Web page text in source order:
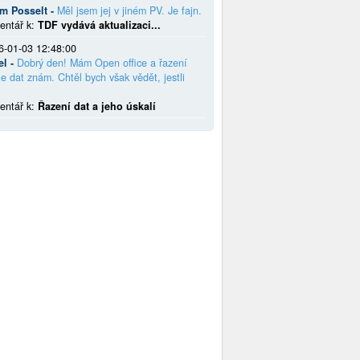
Posselt - Měl jsem jej v jiném PV. Je fajn.
k: TDF vydává aktualizaci...
01-03 12:48:00
- Dobrý den! Mám Open office a řazení
dat znám. Chtěl bych však vědět, jestli
k: Řazení dat a jeho úskalí